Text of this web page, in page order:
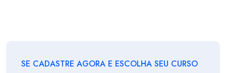
SE CADASTRE AGORA E ESCOLHA SEU CURSO